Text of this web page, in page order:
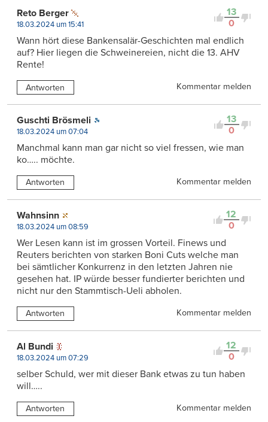
13
0
Reto Berger
18.03.2024 um 15:41
Wann hört diese Bankensalär-Geschichten mal endlich
auf? Hier liegen die Schweinereien, nicht die 13. AHV
Rente!
Antworten Kommentar melden
13
0
Guschti Brösmeli
18.03.2024 um 07:04
Manchmal kann man gar nicht so viel fressen, wie man
ko….. möchte.
Antworten Kommentar melden
12
0
Wahnsinn
18.03.2024 um 08:59
Wer Lesen kann ist im grossen Vorteil. Finews und
Reuters berichten von starken Boni Cuts welche man
bei sämtlicher Konkurrenz in den letzten Jahren nie
gesehen hat. IP würde besser fundierter berichten und
nicht nur den Stammtisch-Ueli abholen.
Antworten Kommentar melden
12
0
Al Bundi
18.03.2024 um 07:29
selber Schuld, wer mit dieser Bank etwas zu tun haben
will…..
Antworten Kommentar melden